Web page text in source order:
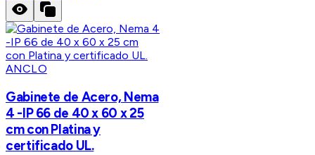
ANCLO
Gabinete de Acero, Nema
4 -IP 66 de 40 x 60 x 25
cm con Platina y
certificado UL.